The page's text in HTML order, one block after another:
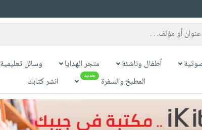
أطفال وناشئة متجر الهدايا وسائل تعليمية
المطبخ والسفرة جديد انشر كتابك